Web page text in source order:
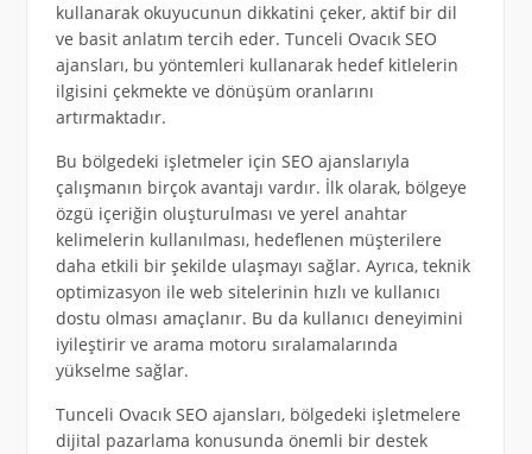
kullanarak okuyucunun dikkatini çeker, aktif bir dil
ve basit anlatım tercih eder. Tunceli Ovacık SEO
ajansları, bu yöntemleri kullanarak hedef kitlelerin
ilgisini çekmekte ve dönüşüm oranlarını
artırmaktadır.
Bu bölgedeki işletmeler için SEO ajanslarıyla
çalışmanın birçok avantajı vardır. İlk olarak, bölgeye
özgü içeriğin oluşturulması ve yerel anahtar
kelimelerin kullanılması, hedeflenen müşterilere
daha etkili bir şekilde ulaşmayı sağlar. Ayrıca, teknik
optimizasyon ile web sitelerinin hızlı ve kullanıcı
dostu olması amaçlanır. Bu da kullanıcı deneyimini
iyileştirir ve arama motoru sıralamalarında
yükselme sağlar.
Tunceli Ovacık SEO ajansları, bölgedeki işletmelere
dijital pazarlama konusunda önemli bir destek